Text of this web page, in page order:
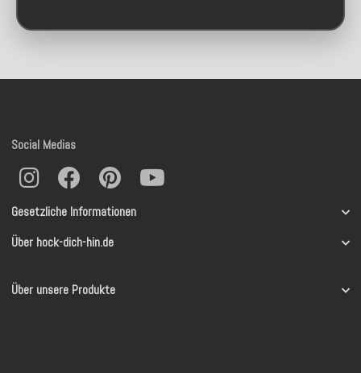
Gesetzliche Informationen
Über hock-dich-hin.de
Über unsere Produkte
Social Medias